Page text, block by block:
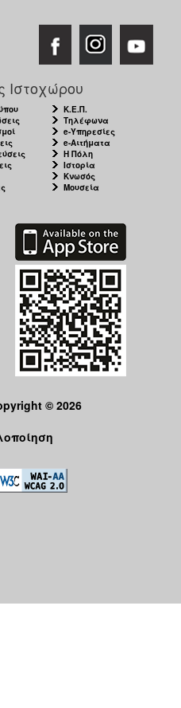
Ιστοχώρου
Κ.Ε.Π.
Τηλέφωνα
e-Υπηρεσίες
e-Αιτήματα
Η Πόλη
Ιστορία
Κνωσός
Μουσεία
© 2026